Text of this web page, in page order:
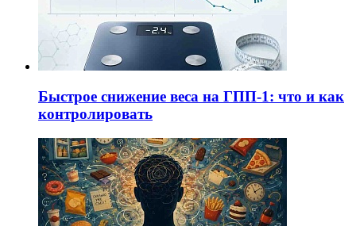
Быстрое снижение веса на ГПП-1: что и как
контролировать